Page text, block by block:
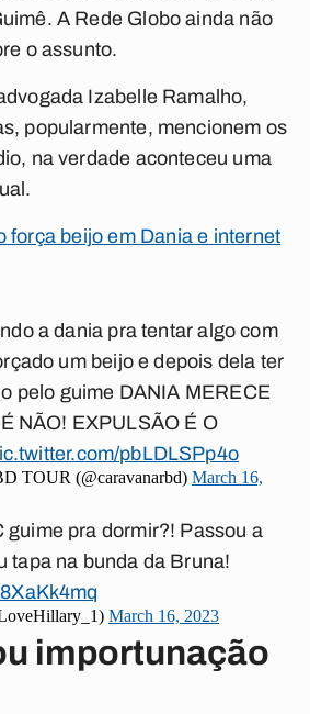
A Rede Globo ainda não
o assunto.
Izabelle Ramalho,
popularmente, mencionem os
na verdade aconteceu uma
força beijo em Dania e internet
a dania pra tentar algo com
um beijo e depois dela ter
pelo guime DANIA MERECE
NÃO! EXPULSÃO É O
pbLDLSPp4o
TOUR (@caravanarbd) March 16,
guime pra dormir?! Passou a
tapa na bunda da Bruna!
March 16, 2023
importunação